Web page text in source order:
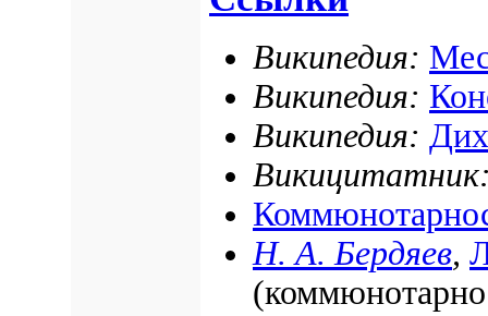
Википедия:
Википедия:
Википедия:
Н. А. Бердяев,